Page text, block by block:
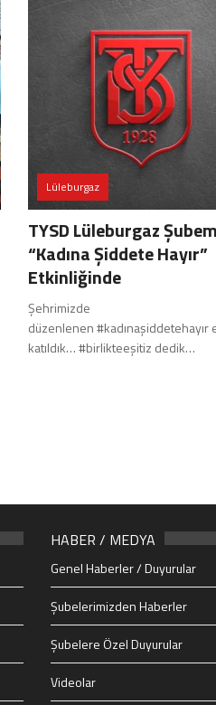
Lüleburgaz
TYSD Lüleburgaz
“Kadına Şiddete Hayır”
Etkinliğinde
Şehrimizde
düzenlenen #kadınaşiddetehayır
katıldık… #birlikteeşitiz dedik…
HABER / MEDYA
Genel Haberler / Duyurular
Şubelerimizden Haberler
Şubelere Özel Duyurular
Videolar